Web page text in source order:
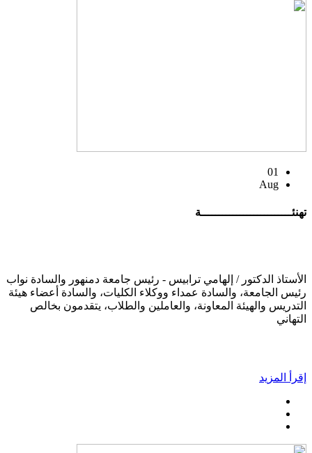
01
Aug
تهنئــــــــــــــــــــــــــة
الأستاذ الدكتور / إلهامي ترابيس - رئيس جامعة دمنهور والسادة نواب
رئيس الجامعة، والسادة عمداء ووكلاء الكليات، والسادة أعضاء هيئة
التدريس والهيئة المعاونة، والعاملين والطلاب، يتقدمون بخالص
التهاني
إقرأ المزيد